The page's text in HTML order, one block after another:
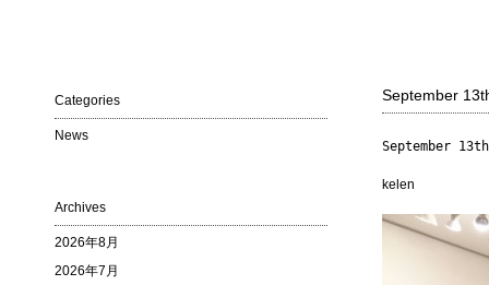
September
September 13th
kelen
Categories
News
Archives
2026年8月
2026年7月